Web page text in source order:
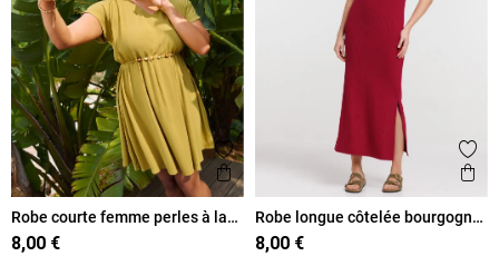
Ajouter aux favoris
Aperçu rapide
Robe courte femme perles à la
taille
8,00 €
Robe longue côtelée bourgogne
femme
8,00 €